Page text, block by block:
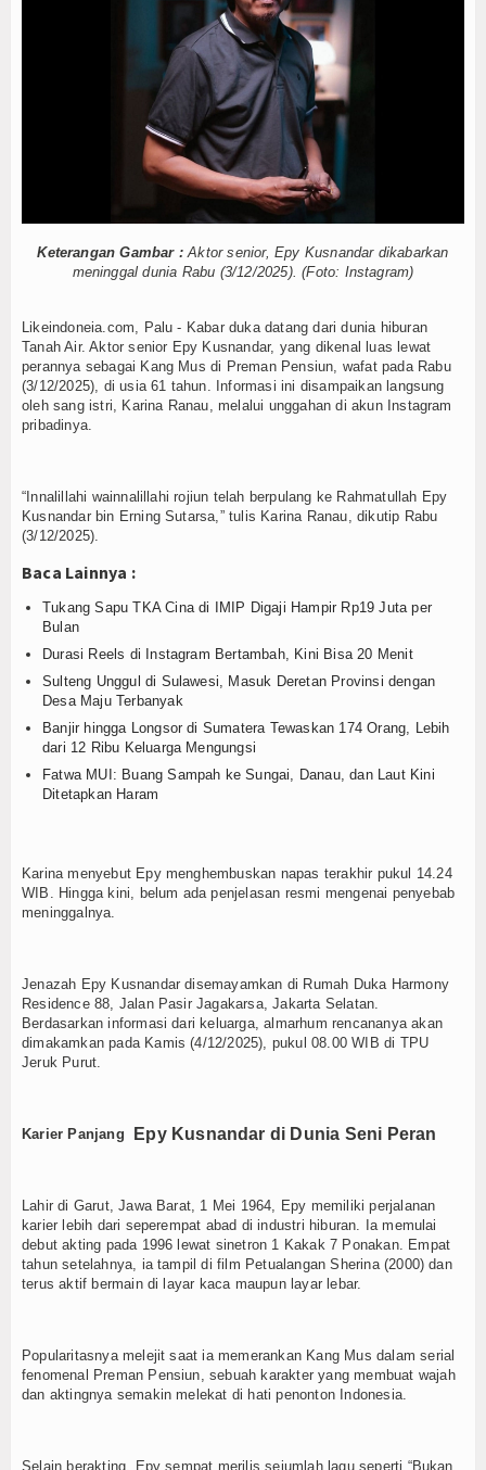
Video
Agenda
Forum
Login
Beralih ke Percepatan Pemulihan
Status Tuan Rumah FORNAS 2027
2027, Gubernur: Keputusan Sepihak
Korban Belum Diketahui
Ditemukan di Kedalaman 15 Meter
35.872 Kopdes Dikebut Rampung Bulan Ini, Siap Beroperasi
Dimulai 6 Agustus
Langgar UU PDP
Beralih ke Percepatan Pemulihan
1 Agustus
2027, Gubernur: Keputusan Sepihak
Korban Belum Diketahui
Keterangan Gambar : Aktor senior, Epy Kusnandar dikabarkan
meninggal dunia Rabu (3/12/2025). (Foto: Instagram)
Likeindoneia.com, Palu - Kabar duka datang dari dunia hiburan
Tanah Air. Aktor senior Epy Kusnandar, yang dikenal luas lewat
perannya sebagai Kang Mus di Preman Pensiun, wafat pada Rabu
(3/12/2025), di usia 61 tahun. Informasi ini disampaikan langsung
oleh sang istri, Karina Ranau, melalui unggahan di akun Instagram
pribadinya.
“Innalillahi wainnalillahi rojiun telah berpulang ke Rahmatullah Epy
Kusnandar bin Erning Sutarsa,” tulis Karina Ranau, dikutip Rabu
(3/12/2025).
Baca Lainnya :
Tukang Sapu TKA Cina di IMIP Digaji Hampir Rp19 Juta per
Bulan
Durasi Reels di Instagram Bertambah, Kini Bisa 20 Menit
Sulteng Unggul di Sulawesi, Masuk Deretan Provinsi dengan
Desa Maju Terbanyak
Banjir hingga Longsor di Sumatera Tewaskan 174 Orang, Lebih
dari 12 Ribu Keluarga Mengungsi
Fatwa MUI: Buang Sampah ke Sungai, Danau, dan Laut Kini
Ditetapkan Haram
Karina menyebut Epy menghembuskan napas terakhir pukul 14.24
WIB. Hingga kini, belum ada penjelasan resmi mengenai penyebab
meninggalnya.
Jenazah Epy Kusnandar disemayamkan di Rumah Duka Harmony
Residence 88, Jalan Pasir Jagakarsa, Jakarta Selatan.
Berdasarkan informasi dari keluarga, almarhum rencananya akan
dimakamkan pada Kamis (4/12/2025), pukul 08.00 WIB di TPU
Jeruk Purut.
Karier Panjang Epy Kusnandar di Dunia Seni Peran
Lahir di Garut, Jawa Barat, 1 Mei 1964, Epy memiliki perjalanan
karier lebih dari seperempat abad di industri hiburan. Ia memulai
debut akting pada 1996 lewat sinetron 1 Kakak 7 Ponakan. Empat
tahun setelahnya, ia tampil di film Petualangan Sherina (2000) dan
terus aktif bermain di layar kaca maupun layar lebar.
Popularitasnya melejit saat ia memerankan Kang Mus dalam serial
fenomenal Preman Pensiun, sebuah karakter yang membuat wajah
dan aktingnya semakin melekat di hati penonton Indonesia.
Selain berakting, Epy sempat merilis sejumlah lagu seperti “Bukan